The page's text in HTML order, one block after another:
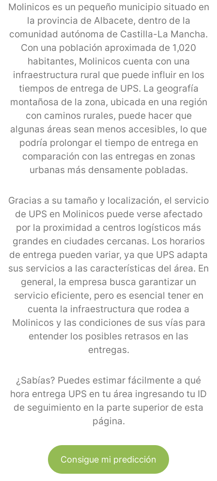
Molinicos es un pequeño municipio situado en
la provincia de Albacete, dentro de la
comunidad autónoma de Castilla-La Mancha.
Con una población aproximada de 1,020
habitantes, Molinicos cuenta con una
infraestructura rural que puede influir en los
tiempos de entrega de UPS. La geografía
montañosa de la zona, ubicada en una región
con caminos rurales, puede hacer que
algunas áreas sean menos accesibles, lo que
podría prolongar el tiempo de entrega en
comparación con las entregas en zonas
urbanas más densamente pobladas.
Gracias a su tamaño y localización, el servicio
de UPS en Molinicos puede verse afectado
por la proximidad a centros logísticos más
grandes en ciudades cercanas. Los horarios
de entrega pueden variar, ya que UPS adapta
sus servicios a las características del área. En
general, la empresa busca garantizar un
servicio eficiente, pero es esencial tener en
cuenta la infraestructura que rodea a
Molinicos y las condiciones de sus vías para
entender los posibles retrasos en las
entregas.
¿Sabías? Puedes estimar fácilmente a qué
hora entrega UPS en tu área ingresando tu ID
de seguimiento en la parte superior de esta
página.
Consigue mi predicción